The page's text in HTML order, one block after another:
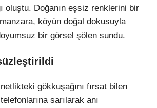
oluştu. Doğanın eşsiz renklerini bir
köyün doğal dokusuyla
bir görsel şölen sundu.
gökkuşağını fırsat bilen
sarılarak anı